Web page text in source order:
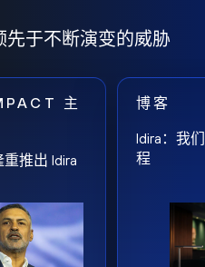
先于不断演变的威胁
主
推出 Idira
博客
Idira：我
程